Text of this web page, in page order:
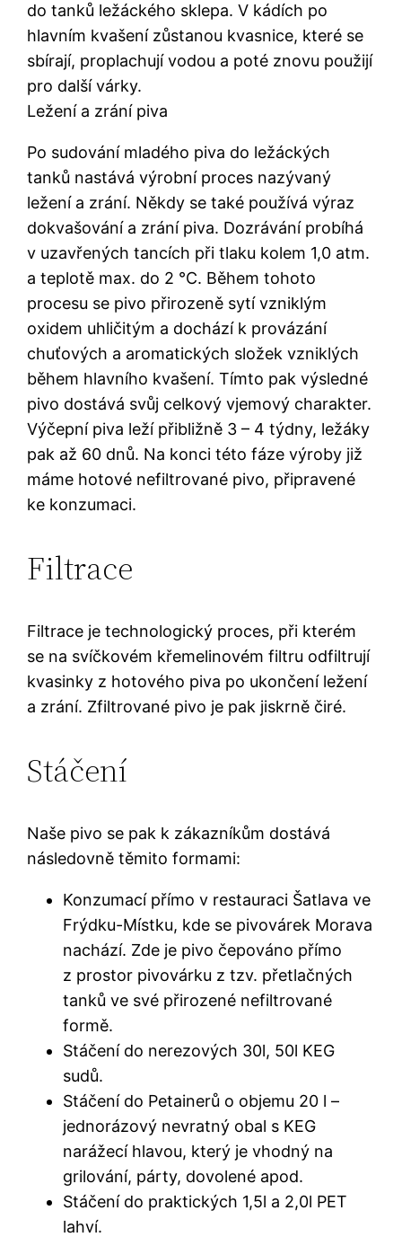
do tanků ležáckého sklepa. V kádích po
hlavním kvašení zůstanou kvasnice, které se
sbírají, proplachují vodou a poté znovu použijí
pro další várky.
Ležení a zrání piva
Po sudování mladého piva do ležáckých
tanků nastává výrobní proces nazývaný
ležení a zrání. Někdy se také používá výraz
dokvašování a zrání piva. Dozrávání probíhá
v uzavřených tancích při tlaku kolem 1,0 atm.
a teplotě max. do 2 °C. Během tohoto
procesu se pivo přirozeně sytí vzniklým
oxidem uhličitým a dochází k provázání
chuťových a aromatických složek vzniklých
během hlavního kvašení. Tímto pak výsledné
pivo dostává svůj celkový vjemový charakter.
Výčepní piva leží přibližně 3 – 4 týdny, ležáky
pak až 60 dnů. Na konci této fáze výroby již
máme hotové nefiltrované pivo, připravené
ke konzumaci.
Filtrace
Filtrace je technologický proces, při kterém
se na svíčkovém křemelinovém filtru odfiltrují
kvasinky z hotového piva po ukončení ležení
a zrání. Zfiltrované pivo je pak jiskrně čiré.
Stáčení
Naše pivo se pak k zákazníkům dostává
následovně těmito formami:
Konzumací přímo v restauraci Šatlava ve
Frýdku-Místku, kde se pivovárek Morava
nachází. Zde je pivo čepováno přímo
z prostor pivovárku z tzv. přetlačných
tanků ve své přirozené nefiltrované
formě.
Stáčení do nerezových 30l, 50l KEG
sudů.
Stáčení do Petainerů o objemu 20 l –
jednorázový nevratný obal s KEG
narážecí hlavou, který je vhodný na
grilování, párty, dovolené apod.
Stáčení do praktických 1,5l a 2,0l PET
lahví.